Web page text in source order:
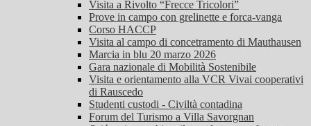
Visita a Rivolto “Frecce Tricolori”
Prove in campo con grelinette e forca-vanga
Corso HACCP
Visita al campo di concetramento di Mauthausen
Marcia in blu 20 marzo 2026
Gara nazionale di Mobilità Sostenibile
Visita e orientamento alla VCR Vivai cooperativi
di Rauscedo
Studenti custodi - Civiltà contadina
Forum del Turismo a Villa Savorgnan